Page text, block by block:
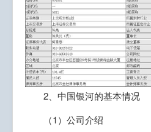
2、中国银河的基本情况
（1）公司介绍